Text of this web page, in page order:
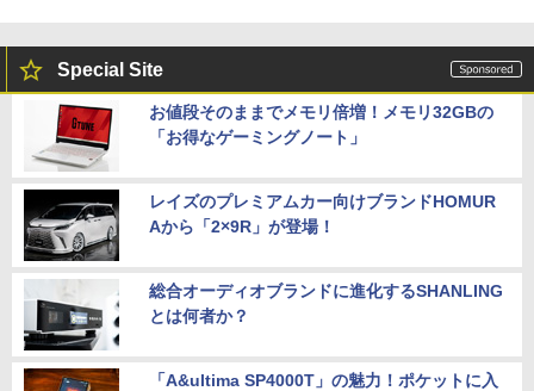
Special Site
お値段そのままでメモリ倍増！メモリ32GBの
「お得なゲーミングノート」
レイズのプレミアムカー向けブランドHOMUR
Aから「2×9R」が登場！
総合オーディオブランドに進化するSHANLING
とは何者か？
「A&ultima SP4000T」の魅力！ポケットに入